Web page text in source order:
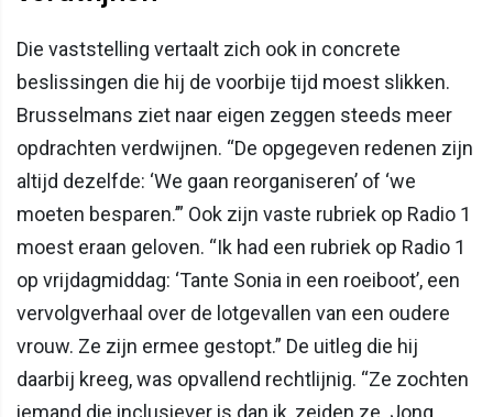
Die vaststelling vertaalt zich ook in concrete
beslissingen die hij de voorbije tijd moest slikken.
Brusselmans ziet naar eigen zeggen steeds meer
opdrachten verdwijnen. “De opgegeven redenen zijn
altijd dezelfde: ‘We gaan reorganiseren’ of ‘we
moeten besparen.’” Ook zijn vaste rubriek op Radio 1
moest eraan geloven. “Ik had een rubriek op Radio 1
op vrijdagmiddag: ‘Tante Sonia in een roeiboot’, een
vervolgverhaal over de lotgevallen van een oudere
vrouw. Ze zijn ermee gestopt.” De uitleg die hij
daarbij kreeg, was opvallend rechtlijnig. “Ze zochten
iemand die inclusiever is dan ik, zeiden ze. Jong,